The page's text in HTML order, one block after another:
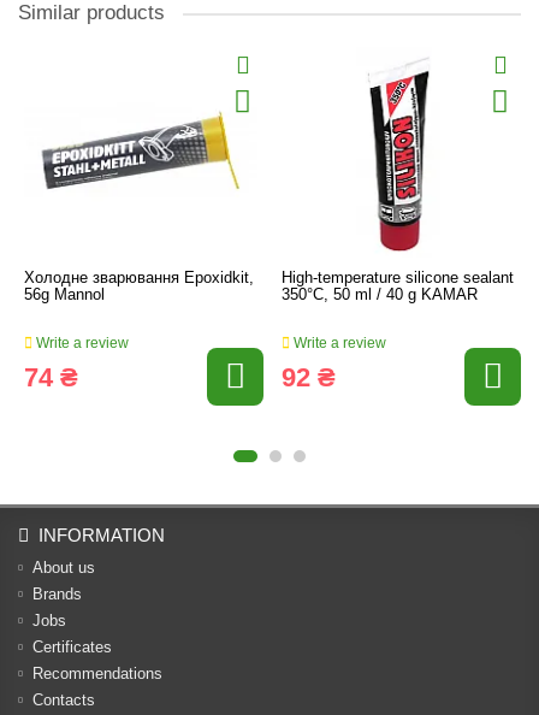
Similar products
Холодне зварювання Epoxidkit,
56g Mannol
Write a review
74 ₴
High-temperature silicone sealant
350°С, 50 ml / 40 g KAMAR
Write a review
92 ₴
INFORMATION
About us
Brands
Jobs
Certificates
Recommendations
Contacts